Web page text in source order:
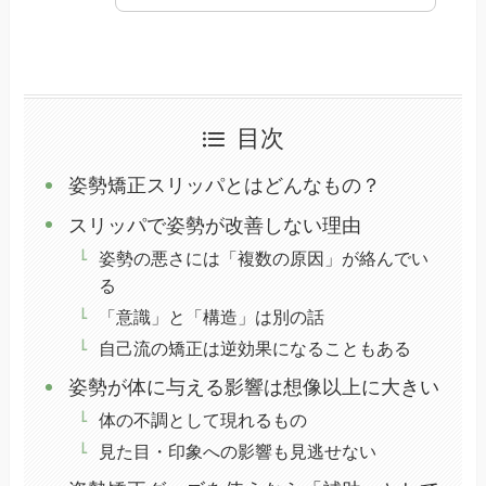
目次
姿勢矯正スリッパとはどんなもの？
スリッパで姿勢が改善しない理由
姿勢の悪さには「複数の原因」が絡んでい
る
「意識」と「構造」は別の話
自己流の矯正は逆効果になることもある
姿勢が体に与える影響は想像以上に大きい
体の不調として現れるもの
見た目・印象への影響も見逃せない